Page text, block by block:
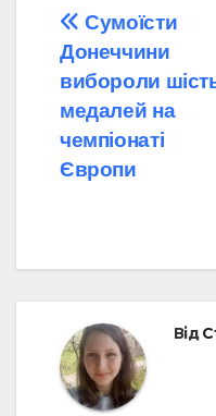
Навігація
записів
Сумоїсти
Донеччини
вибороли
медалей на
чемпіонаті
Європи
Від